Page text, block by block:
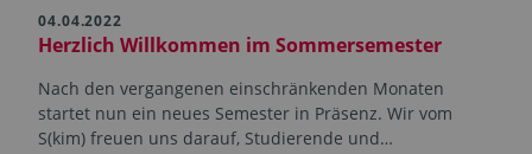
04.04.2022
Herzlich Willkommen im Sommersemester
Nach den vergangenen einschränk­enden Monaten
startet nun ein neues Semester in Präsenz. Wir vom
S(kim) freuen uns darauf, Studierende und…